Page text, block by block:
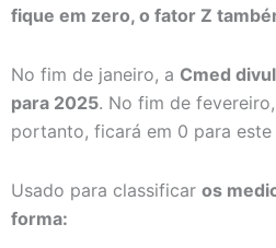
fique em zero, o fator Z
No fim de janeiro, a Cmed
para 2025. No fim de
portanto, ficará em 0 para este
Usado para classificar os
forma: